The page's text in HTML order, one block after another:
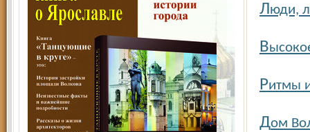
Люди,
В
Ритмы
Дом